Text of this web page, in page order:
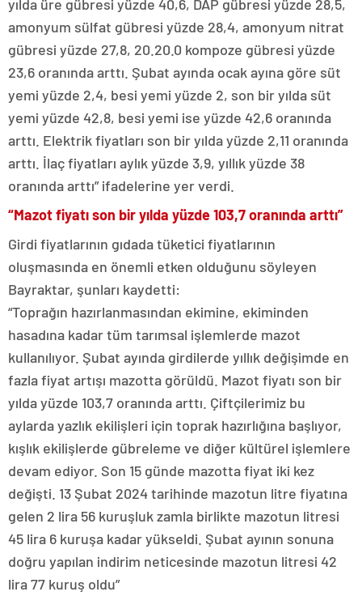
yılda üre gübresi yüzde 40,6, DAP gübresi yüzde 28,5,
amonyum sülfat gübresi yüzde 28,4, amonyum nitrat
gübresi yüzde 27,8, 20.20.0 kompoze gübresi yüzde
23,6 oranında arttı. Şubat ayında ocak ayına göre süt
yemi yüzde 2,4, besi yemi yüzde 2, son bir yılda süt
yemi yüzde 42,8, besi yemi ise yüzde 42,6 oranında
arttı. Elektrik fiyatları son bir yılda yüzde 2,11 oranında
arttı. İlaç fiyatları aylık yüzde 3,9, yıllık yüzde 38
oranında arttı” ifadelerine yer verdi.
“Mazot fiyatı son bir yılda yüzde 103,7 oranında arttı”
Girdi fiyatlarının gıdada tüketici fiyatlarının
oluşmasında en önemli etken olduğunu söyleyen
Bayraktar, şunları kaydetti:
“Toprağın hazırlanmasından ekimine, ekiminden
hasadına kadar tüm tarımsal işlemlerde mazot
kullanılıyor. Şubat ayında girdilerde yıllık değişimde en
fazla fiyat artışı mazotta görüldü. Mazot fiyatı son bir
yılda yüzde 103,7 oranında arttı. Çiftçilerimiz bu
aylarda yazlık ekilişleri için toprak hazırlığına başlıyor,
kışlık ekilişlerde gübreleme ve diğer kültürel işlemlere
devam ediyor. Son 15 günde mazotta fiyat iki kez
değişti. 13 Şubat 2024 tarihinde mazotun litre fiyatına
gelen 2 lira 56 kuruşluk zamla birlikte mazotun litresi
45 lira 6 kuruşa kadar yükseldi. Şubat ayının sonuna
doğru yapılan indirim neticesinde mazotun litresi 42
lira 77 kuruş oldu”